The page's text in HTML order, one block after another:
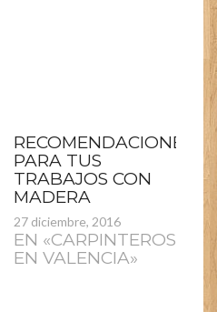
RECOMENDACIONES
PARA TUS
TRABAJOS CON
MADERA
27 diciembre, 2016
EN «CARPINTEROS
EN VALENCIA»